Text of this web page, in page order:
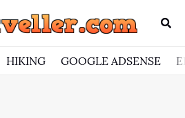
HIKING GOOGLE ADSENSE